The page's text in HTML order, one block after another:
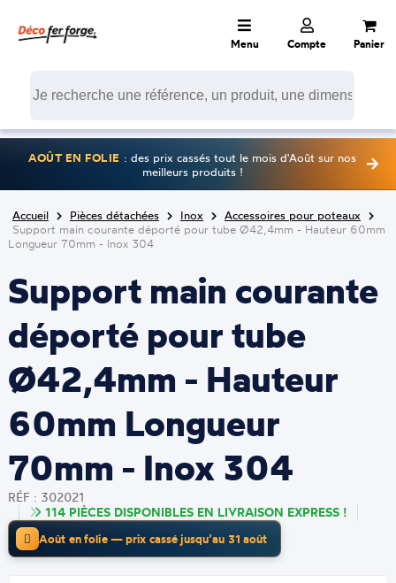
Menu Compte Panier
AOÛT EN FOLIE : des prix cassés tout le mois d'Août sur nos
meilleurs produits !
Accueil Pièces détachées Inox
Accessoires pour poteaux
Support main courante déporté pour tube Ø42,4mm - Hauteur 60mm
Longueur 70mm - Inox 304
Support main courante
déporté pour tube
Ø42,4mm - Hauteur
60mm Longueur
70mm - Inox 304
RÉF : 302021
114 PIÈCES DISPONIBLES EN LIVRAISON EXPRESS !
Août en folie — prix cassé jusqu’au 31 août